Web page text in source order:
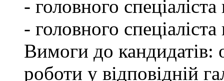
- головного
- головного
Вимоги до кандидатів:
роботи у відповідній